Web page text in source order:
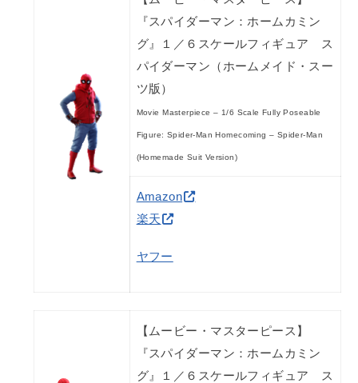
『スパイダーマン：ホームカミン
グ』１／６スケールフィギュア ス
パイダーマン（ホームメイド・スー
ツ版）
Movie Masterpiece – 1/6 Scale Fully Poseable
Figure: Spider-Man Homecoming – Spider-Man
(Homemade Suit Version)
Amazon
楽天
ヤフー
【ムービー・マスターピース】
『スパイダーマン：ホームカミン
グ』１／６スケールフィギュア ス